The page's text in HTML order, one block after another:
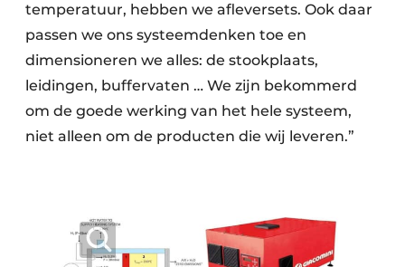
temperatuur, hebben we afleversets. Ook daar
passen we ons systeemdenken toe en
dimensioneren we alles: de stookplaats,
leidingen, buffervaten … We zijn bekommerd
om de goede werking van het hele systeem,
niet alleen om de producten die wij leveren.”